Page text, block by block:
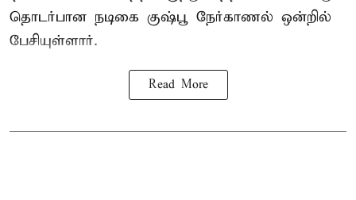
தொடர்பான நடிகை குஷ்பூ நேர்காணல் ஒன்றில்
பேசியுள்ளார்.
Read More